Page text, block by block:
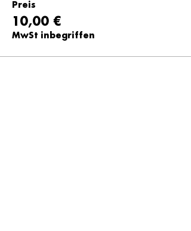
Preis
10,00 €
MwSt inbegriffen